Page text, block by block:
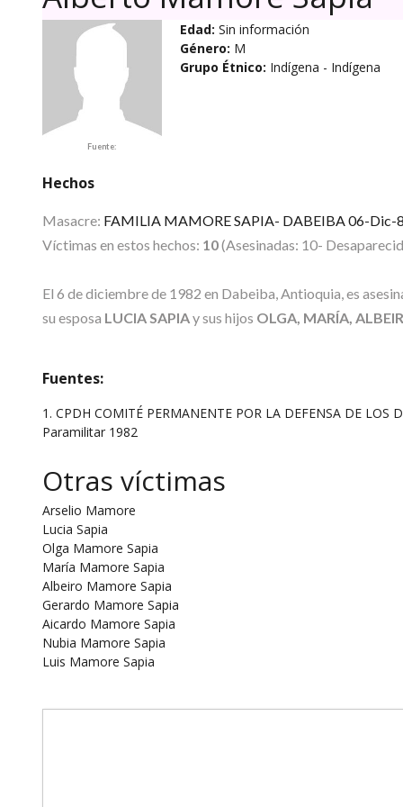
Fuente:
Edad: Sin información
Género: M
Grupo Étnico: Indígena - Indígena
Hechos
Masacre: FAMILIA MAMORE SAPIA- DABEIBA 06-Dic-
Víctimas en estos hechos: 10(Asesinadas: 10-
El 6 de diciembre de 1982 en Dabeiba, Antioquia, es
su esposa LUCIA SAPIAy sus hijos OLGA, MARÍA,
Fuentes:
1. CPDH COMITÉ PERMANENTE POR LA DEFENSA DE
Paramilitar 1982
Otras víctimas
Arselio Mamore
Lucia Sapia
Olga Mamore Sapia
María Mamore Sapia
Albeiro Mamore Sapia
Gerardo Mamore Sapia
Aicardo Mamore Sapia
Nubia Mamore Sapia
Luis Mamore Sapia